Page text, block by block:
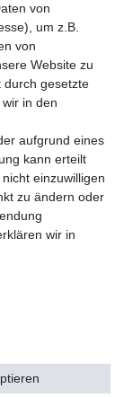
&
vorbehalten.
von
um z.B.
von
Website zu
durch gesetzte
in den
aufgrund eines
kann erteilt
einzuwilligen
zu ändern oder
wir in